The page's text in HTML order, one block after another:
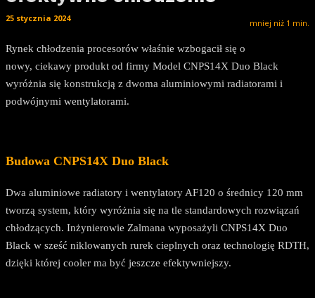
mniej niż 1 min.
25 stycznia 2024
Rynek chłodzenia procesorów właśnie wzbogacił się o
nowy, ciekawy produkt od firmy Model CNPS14X Duo Black
wyróżnia się konstrukcją z dwoma aluminiowymi radiatorami i
podwójnymi wentylatorami.
Budowa CNPS14X Duo Black
Dwa aluminiowe radiatory i wentylatory AF120 o średnicy 120 mm
tworzą system, który wyróżnia się na tle standardowych rozwiązań
chłodzących. Inżynierowie Zalmana wyposażyli CNPS14X Duo
Black w sześć niklowanych rurek cieplnych oraz technologię RDTH,
dzięki której cooler ma być jeszcze efektywniejszy.